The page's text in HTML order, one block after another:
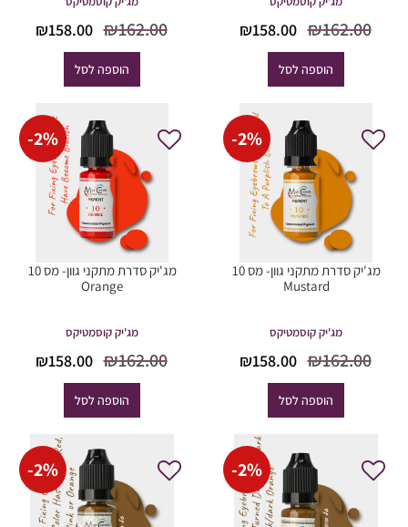
₪162.00
המחיר
היה:
₪162.00.
₪158.00
הוספה לסל
₪162.00
המחיר
היה:
₪162.00.
₪158.00
הוספה לסל
-2%
מג'יק סדרת מתקני גוון- מס 10
Mustard
מג'יק קוסמטיקס
₪162.00
המחיר
היה:
₪162.00.
₪158.00
הוספה לסל
-2%
מג'יק סדרת מתקני גוון- מס 10
Orange
מג'יק קוסמטיקס
₪162.00
המחיר
היה:
₪162.00.
₪158.00
הוספה לסל
-2%
-2%